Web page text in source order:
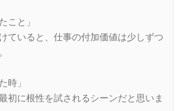
こと」
ていると、仕事の付加価値は少しずつ
時」
初に根性を試されるシーンだと思いま